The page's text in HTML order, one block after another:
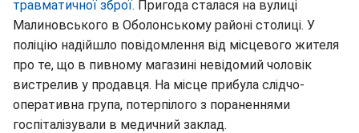
травматичної зброї. Пригода сталася на вулиці
Малиновського в Оболонському районі столиці. У
поліцію надійшло повідомлення від місцевого жителя
про те, що в пивному магазині невідомий чоловік
вистрелив у продавця. На місце прибула слідчо-
оперативна група, потерпілого з пораненнями
госпіталізували в медичний заклад.